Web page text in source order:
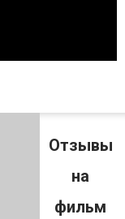
Отзывы
на
фильм